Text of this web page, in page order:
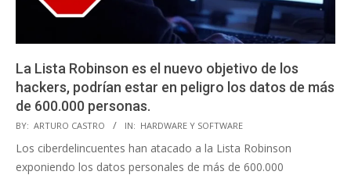
La Lista Robinson es el nuevo objetivo de los
hackers, podrían estar en peligro los datos de más
de 600.000 personas.
2025-
04-
BY: ARTURO CASTRO IN: HARDWARE Y SOFTWARE
Los ciberdelincuentes han atacado a la Lista Robinson
exponiendo los datos personales de más de 600.000